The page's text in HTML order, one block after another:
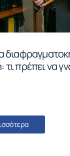
πρέπει να